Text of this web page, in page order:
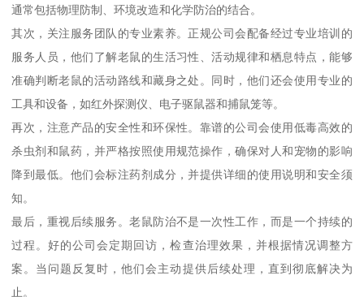
通常包括物理防制、环境改造和化学防治的结合。
其次，关注服务团队的专业素养。正规公司会配备经过专业培训的
服务人员，他们了解老鼠的生活习性、活动规律和栖息特点，能够
准确判断老鼠的活动路线和藏身之处。同时，他们还会使用专业的
工具和设备，如红外探测仪、电子驱鼠器和捕鼠笼等。
再次，注意产品的安全性和环保性。靠谱的公司会使用低毒高效的
杀虫剂和鼠药，并严格按照使用规范操作，确保对人和宠物的影响
降到最低。他们会标注药剂成分，并提供详细的使用说明和安全须
知。
最后，重视后续服务。老鼠防治不是一次性工作，而是一个持续的
过程。好的公司会定期回访，检查治理效果，并根据情况调整方
案。当问题反复时，他们会主动提供后续处理，直到彻底解决为
止。